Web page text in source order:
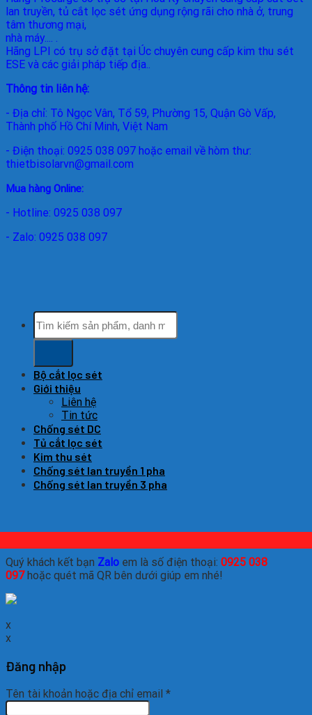
lan truyền, tủ cắt lọc sét ứng dụng rộng rãi cho nhà ở, trung
tâm thương mại,
nhà máy.... .
Hãng LPI có trụ sở đặt tại Úc chuyên cung cấp kim thu sét
ESE và các giải pháp tiếp địa..
Thông tin liên hệ:
- Địa chỉ: Tô Ngọc Vân, Tổ 59, Phường 15, Quận Gò Vấp,
Thành phố Hồ Chí Minh, Việt Nam
- Điện thoại: 0925 038 097 hoặc email về hòm thư:
thietbisolarvn@gmail.com
Mua hàng Online:
- Hotline: 0925 038 097
- Zalo: 0925 038 097
Tìm
kiếm:
Bộ cắt lọc sét
Giới thiệu
Liên hệ
Tin tức
Chống sét DC
Tủ cắt lọc sét
Kim thu sét
Chống sét lan truyền 1 pha
Chống sét lan truyền 3 pha
Quý khách kết bạn Zalo em là số điện thoại: 0925 038
097hoặc quét mã QR bên dưới giúp em nhé!
x
x
Đăng nhập
Tên tài khoản hoặc địa chỉ email *